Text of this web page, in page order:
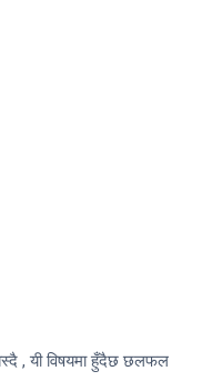
, यी विषयमा हुँदैछ छलफल